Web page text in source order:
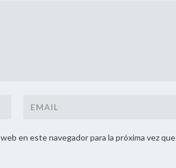
en este navegador para la próxima vez